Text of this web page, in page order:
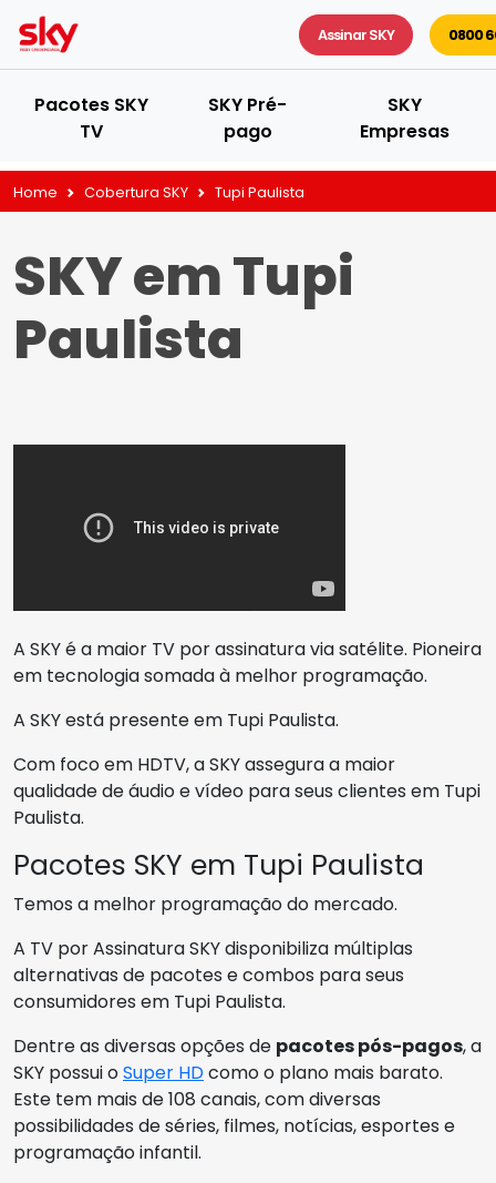
Assinar SKY 0800
Pacotes SKY
TV
SKY Pré-
pago
SKY
Empresas
Home Cobertura SKY Tupi Paulista
SKY em Tupi
Paulista
A SKY é a maior TV por assinatura via satélite. Pioneira
em tecnologia somada à melhor programação.
A SKY está presente em Tupi Paulista.
Com foco em HDTV, a SKY assegura a maior
qualidade de áudio e vídeo para seus clientes em Tupi
Paulista.
Pacotes SKY em Tupi Paulista
Temos a melhor programação do mercado.
A TV por Assinatura SKY disponibiliza múltiplas
alternativas de pacotes e combos para seus
consumidores em Tupi Paulista.
Dentre as diversas opções de pacotes pós-pagos, a
SKY possui oSuper HDcomo o plano mais barato.
Este tem mais de 108 canais, com diversas
possibilidades de séries, filmes, notícias, esportes e
programação infantil.